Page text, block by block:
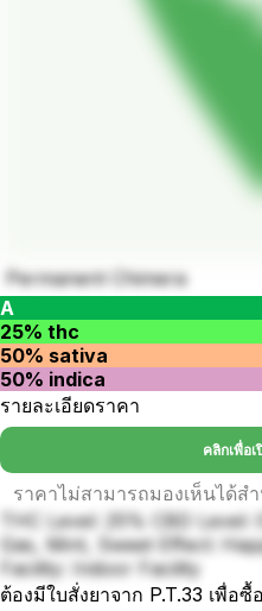
Permanent Chimera
A
25% thc
50% sativa
50% indica
รายละเอียดราคา
คลิกเพื่อ
ราคาไม่สามารถมองเห็นได้
THC Level: 25% CBD
Gas, Mint, Sweet Effect:
Facility: Indoor Facility
ต้องมีใบสั่งยาจาก P.T.33 เพื่